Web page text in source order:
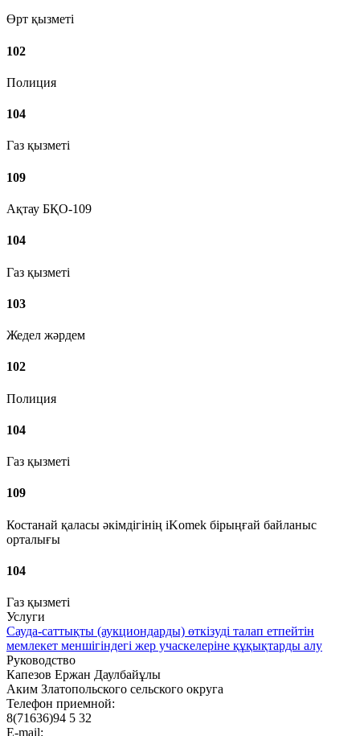
Өрт қызметі
102
Полиция
104
Газ қызметі
109
Ақтау БҚО-109
104
Газ қызметі
103
Жедел жәрдем
102
Полиция
104
Газ қызметі
109
Костанай қаласы әкімдігінің iKomek бірыңғай байланыс
орталығы
104
Газ қызметі
Услуги
Сауда-саттықты (аукциондарды) өткізуді талап етпейтін
мемлекет меншігіндегі жер учаскелеріне құқықтарды алу
Руководство
Капезов Ержан Даулбайұлы
Аким Златопольского сельского округа
Телефон приемной:
8(71636)94 5 32
E-mail: